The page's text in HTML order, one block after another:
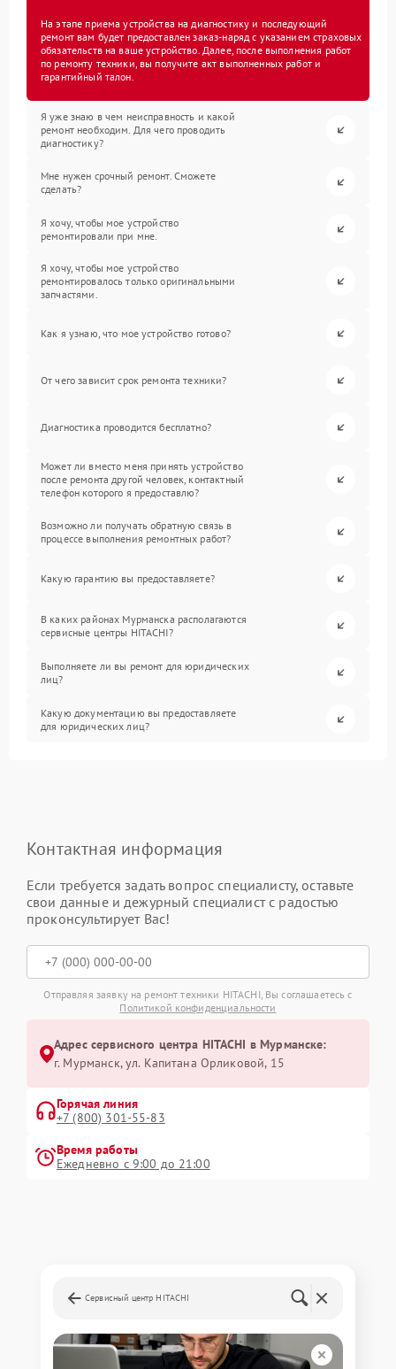
На этапе приема устройства на диагностику и последующий
ремонт вам будет предоставлен заказ-наряд с указанием страховых
обязательств на ваше устройство. Далее, после выполнения работ
по ремонту техники, вы получите акт выполненных работ и
гарантийный талон.
Я уже знаю в чем неисправность и какой
ремонт необходим. Для чего проводить
диагностику?
Мне нужен срочный ремонт. Сможете
сделать?
Я хочу, чтобы мое устройство
ремонтировали при мне.
Я хочу, чтобы мое устройство
ремонтировалось только оригинальными
запчастями.
Как я узнаю, что мое устройство готово?
От чего зависит срок ремонта техники?
Диагностика проводится бесплатно?
Может ли вместо меня принять устройство
после ремонта другой человек, контактный
телефон которого я предоставлю?
Возможно ли получать обратную связь в
процессе выполнения ремонтных работ?
Какую гарантию вы предоставляете?
В каких районах Мурманска располагаются
сервисные центры HITACHI?
Выполняете ли вы ремонт для юридических
лиц?
Какую документацию вы предоставляете
для юридических лиц?
Контактная информация
Если требуется задать вопрос специалисту, оставьте
свои данные и дежурный специалист с радостью
проконсультирует Вас!
Отправляя заявку на ремонт техники HITACHI, Вы соглашаетесь с
Политикой конфиденциальности
Адрес сервисного центра HITACHI в Мурманске:
г. Мурманск, ул. Капитана Орликовой, 15
Горячая линия
+7 (800) 301-55-83
Время работы
Ежедневно с 9:00 до 21:00
Сервисный центр HITACHI